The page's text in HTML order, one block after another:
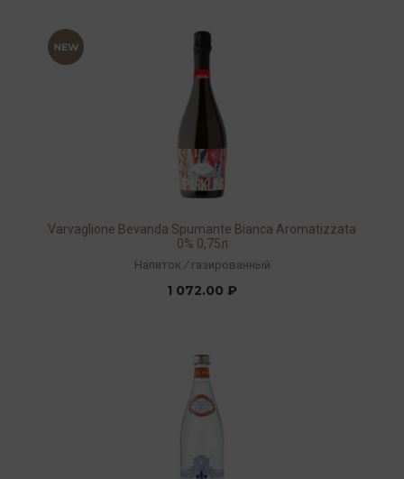
Varvaglione Bevanda Spumante Bianca Aromatizzata
0% 0,75л
Напиток / газированный
1 072.00 ₽